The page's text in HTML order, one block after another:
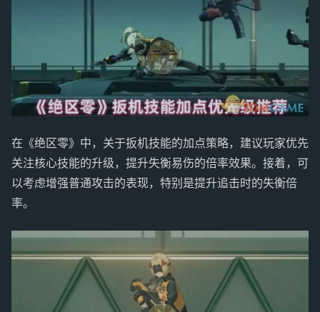
在《绝区零》中，关于扳机技能的加点策略，建议玩家优先
关注核心技能的升级，提升失衡易伤的倍率效果。接着，可
以考虑增强普通攻击的表现，特别是提升追击时的失衡倍
率。